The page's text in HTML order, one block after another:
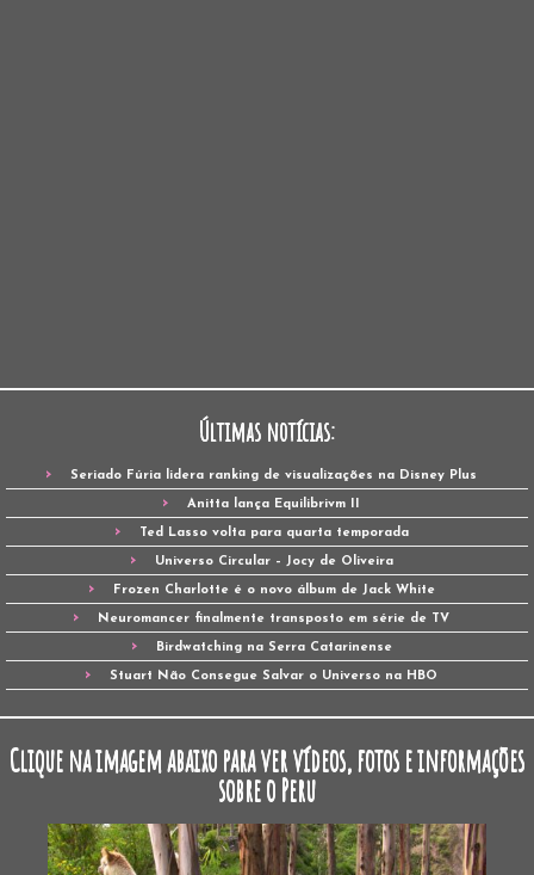
Últimas notícias:
Seriado Fúria lidera ranking de visualizações na Disney Plus
Anitta lança Equilibrivm II
Ted Lasso volta para quarta temporada
Universo Circular – Jocy de Oliveira
Frozen Charlotte é o novo álbum de Jack White
Neuromancer finalmente transposto em série de TV
Birdwatching na Serra Catarinense
Stuart Não Consegue Salvar o Universo na HBO
Clique na imagem abaixo para ver vídeos, fotos e informações
sobre o Peru